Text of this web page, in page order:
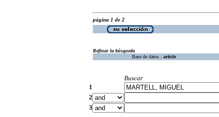
página 1 de 2
Refinar la búsqueda
Base de datos : article
Buscar
1
2
3